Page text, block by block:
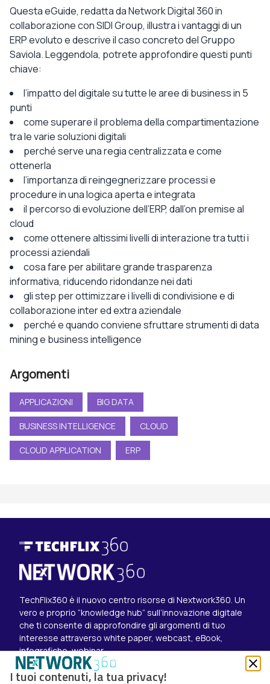
Questa eGuide, redatta da Network Digital 360 in
collaborazione con SIDI Group, illustra i vantaggi di un
ERP evoluto e descrive il caso concreto del Gruppo
Saviola. Leggendola, potrete approfondire questi punti
chiave:
l’impatto del digitale su tutte le aree di business in 5
punti
come superare il problema della compartimentazione
tra le varie soluzioni digitali
perché serve una regia centralizzata e come
ottenerla
l’importanza di reingegnerizzare processi e
procedure in una logica aperta e integrata
il percorso di evoluzione dell’ERP, dall’on premise al
cloud
come ottenere altissimi livelli di interazione tra tutti i
processi aziendali
cosa fare per abilitare grande trasparenza
informativa, riducendo ridondanze nei dati
gli step per ottimizzare i livelli di condivisione e di
collaborazione inter ed extra aziendale
perché e quando conviene sfruttare strumenti di data
mining e business intelligence
Argomenti
APPLICAZIONI BIG DATA
BUSINESS INTELLIGENCE CLOUD
CLOUD APPLICATION ERP
TechFlix360 è il nuovo centro risorse di Nextwork360. Un
vero e proprio “knowledge hub” sull’innovazione digitale
che ti consente di approfondire gli argomenti di tuo
interesse attraverso white paper, webcast, eBook,
infografiche, webinar.
Esplora i contenuti
Canali
I tuoi contenuti, la tua privacy!